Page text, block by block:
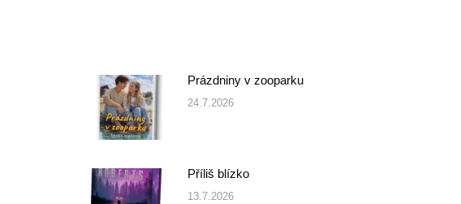
Prázdniny v zooparku
24.7.2026
Příliš blízko
13.7.2026